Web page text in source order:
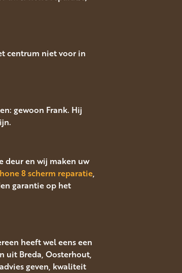
centrum niet voor in
gewoon Frank. Hij
deur en wij maken uw
8 scherm reparatie,
garantie op het
heeft wel eens een
uit Breda, Oosterhout,
geven, kwaliteit